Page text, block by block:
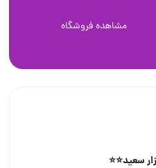
مشاهده فروشگاه
سعید⭐️⭐️